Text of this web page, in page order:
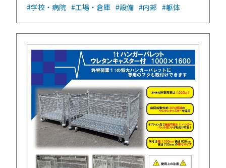
#学校・病院 #工場・倉庫 #設備 #内部 #躯体